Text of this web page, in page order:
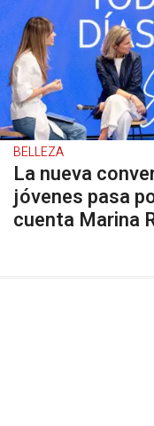
BELLEZA
La nueva
jóvenes pasa
cuenta Marina